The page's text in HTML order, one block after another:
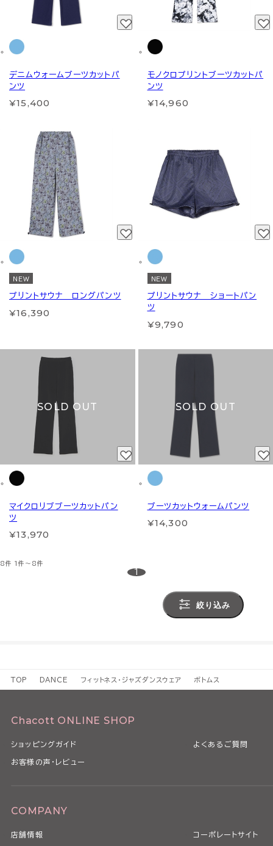
デニムウォームブーツカットパ
ンツ
¥15,400
モノクロプリントブーツカットパ
ンツ
¥14,960
NEW
プリントサウナ ロングパンツ
¥16,390
NEW
プリントサウナ ショートパン
ツ
¥9,790
SOLD OUT
マイクロリブブーツカットパン
ツ
¥13,970
SOLD OUT
ブーツカットウォームパンツ
¥14,300
8件 1件～8件
1
絞り込み
TOP DANCE フィットネス・ジャズダンスウェア ボトムス
Chacott ONLINE SHOP
ショッピングガイド よくあるご質問
お客様の声・レビュー
COMPANY
店舗情報 コーポレートサイト